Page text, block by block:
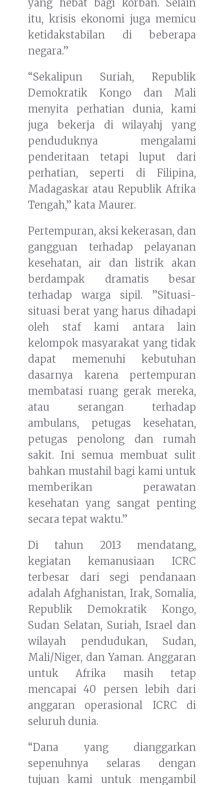
yang hebat bagi korban. Selain
itu, krisis ekonomi juga memicu
ketidakstabilan di beberapa
negara.”
“Sekalipun Suriah, Republik
Demokratik Kongo dan Mali
menyita perhatian dunia, kami
juga bekerja di wilayahj yang
penduduknya mengalami
penderitaan tetapi luput dari
perhatian, seperti di Filipina,
Madagaskar atau Republik Afrika
Tengah,” kata Maurer.
Pertempuran, aksi kekerasan, dan
gangguan terhadap pelayanan
kesehatan, air dan listrik akan
berdampak dramatis besar
terhadap warga sipil. ”Situasi-
situasi berat yang harus dihadapi
oleh staf kami antara lain
kelompok masyarakat yang tidak
dapat memenuhi kebutuhan
dasarnya karena pertempuran
membatasi ruang gerak mereka,
atau serangan terhadap
ambulans, petugas kesehatan,
petugas penolong dan rumah
sakit. Ini semua membuat sulit
bahkan mustahil bagi kami untuk
memberikan perawatan
kesehatan yang sangat penting
secara tepat waktu.”
Di tahun 2013 mendatang,
kegiatan kemanusiaan ICRC
terbesar dari segi pendanaan
adalah Afghanistan, Irak, Somalia,
Republik Demokratik Kongo,
Sudan Selatan, Suriah, Israel dan
wilayah pendudukan, Sudan,
Mali/Niger, dan Yaman. Anggaran
untuk Afrika masih tetap
mencapai 40 persen lebih dari
anggaran operasional ICRC di
seluruh dunia.
“Dana yang dianggarkan
sepenuhnya selaras dengan
tujuan kami untuk mengambil